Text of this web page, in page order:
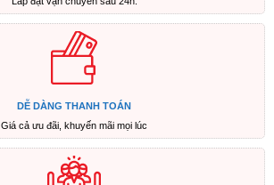
DỄ DÀNG THANH TOÁN
Giá cả ưu đãi, khuyến mãi mọi lúc